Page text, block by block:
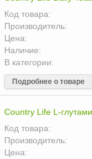
Код товара:
Производитель:
Цена:
Наличие:
В категории:
Подробнее о товаре
Country Life L-
Код товара:
Производитель:
Цена: